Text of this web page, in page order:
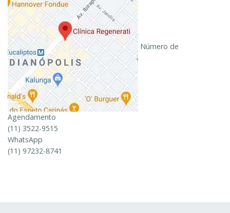
Número de
Agendamento
(11) 3522-9515
WhatsApp
(11) 97232-8741